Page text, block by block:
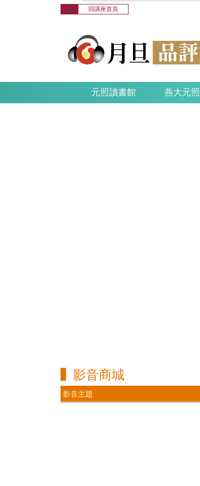
回講座首頁
元照讀書館 燕大元
影音商城
影音主題